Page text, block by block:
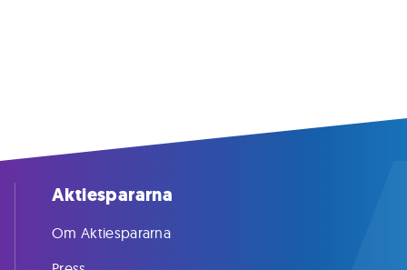
Aktiespararna
Om Aktiespararna